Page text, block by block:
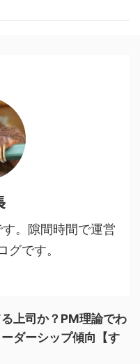
。隙間時間で運営
グです。
上司か？PM理論でわ
ダーシップ傾向【す